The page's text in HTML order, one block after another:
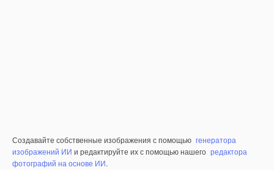
Создавайте собственные изображения с помощью генератора
изображений ИИ и редактируйте их с помощью нашего редактора
фотографий на основе ИИ.